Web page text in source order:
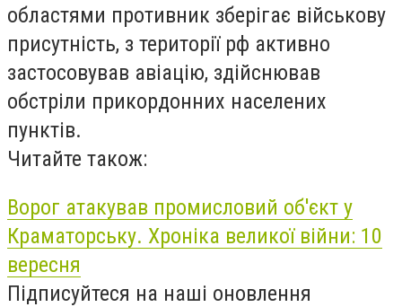
областями противник зберігає військову
присутність, з території рф активно
застосовував авіацію, здійснював
обстріли прикордонних населених
пунктів.
Читайте також:
Ворог атакував промисловий об'єкт у
Краматорську. Хроніка великої війни: 10
вересня
Підписуйтеся на наші оновлення